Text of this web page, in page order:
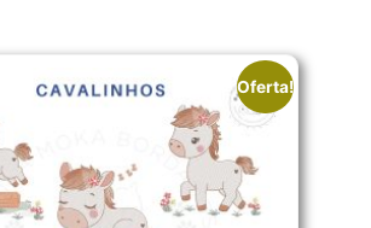
Oferta!